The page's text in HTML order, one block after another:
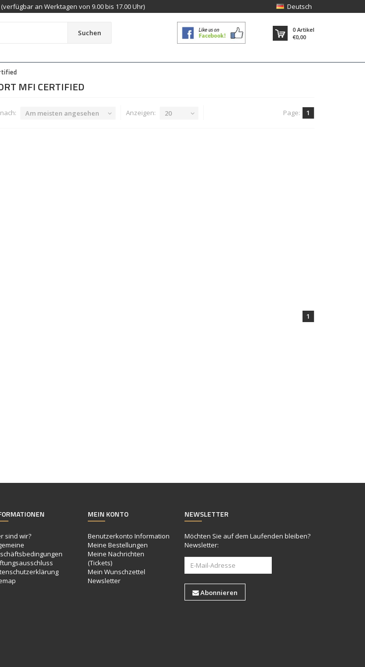
(verfügbar an Werktagen von 9.00 bis 17.00 Uhr) Deutsch
Suchen 0 Artikel
€0,00
MFI CERTIFIED
Am meisten angesehen Anzeigen: 20 Page: 1
1
sind wir?
MEIN KONTO
Benutzerkonto Information
Meine Bestellungen
Meine Nachrichten
(Tickets)
Mein Wunschzettel
Newsletter
NEWSLETTER
Möchten Sie auf dem Laufenden bleiben?
Newsletter:
Abonnieren